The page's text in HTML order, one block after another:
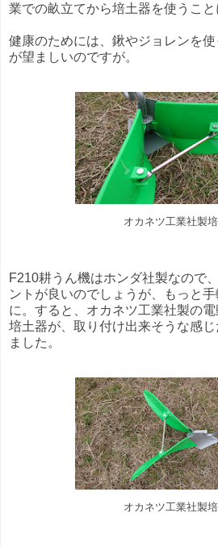
業での畝立てから培土器を使うこと
健康のためには、鍬やジョレンを
が望ましいのですが。
オカネツ工業社製
F210耕うん機はホンダ社製なので
ントが良いのでしょうが、もっと
に。すると、オカネツ工業社製の
培土器が、取り付け出来そうな感
ました。
オカネツ工業社製